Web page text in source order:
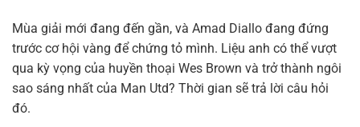
Mùa giải mới đang đến gần, và Amad Diallo đang đứng
trước cơ hội vàng để chứng tỏ mình. Liệu anh có thể vượt
qua kỳ vọng của huyền thoại Wes Brown và trở thành ngôi
sao sáng nhất của Man Utd? Thời gian sẽ trả lời câu hỏi
đó.